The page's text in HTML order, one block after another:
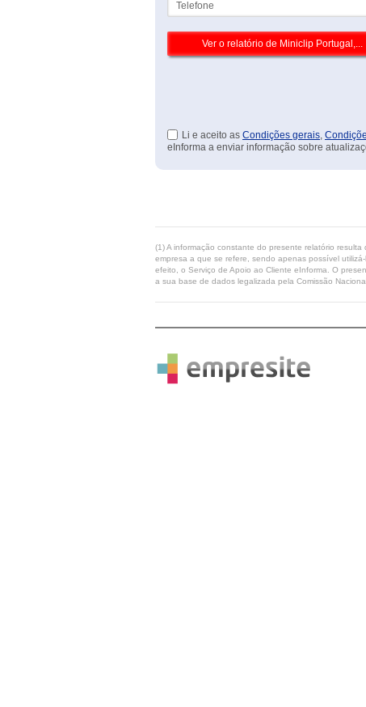
Li e aceito as Condições gerais,
eInforma a enviar informação sobre
(1) A informação constante do presente relatório
empresa a que se refere, sendo apenas possível
efeito, o Serviço de Apoio ao Cliente eInforma. O
a sua base de dados legalizada pela Comissão